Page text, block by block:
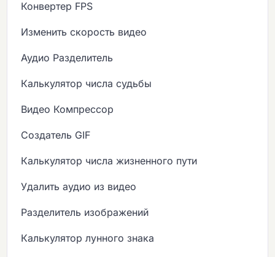
Конвертер FPS
Изменить скорость видео
Аудио Разделитель
Калькулятор числа судьбы
Видео Компрессор
Создатель GIF
Калькулятор числа жизненного пути
Удалить аудио из видео
Разделитель изображений
Калькулятор лунного знака